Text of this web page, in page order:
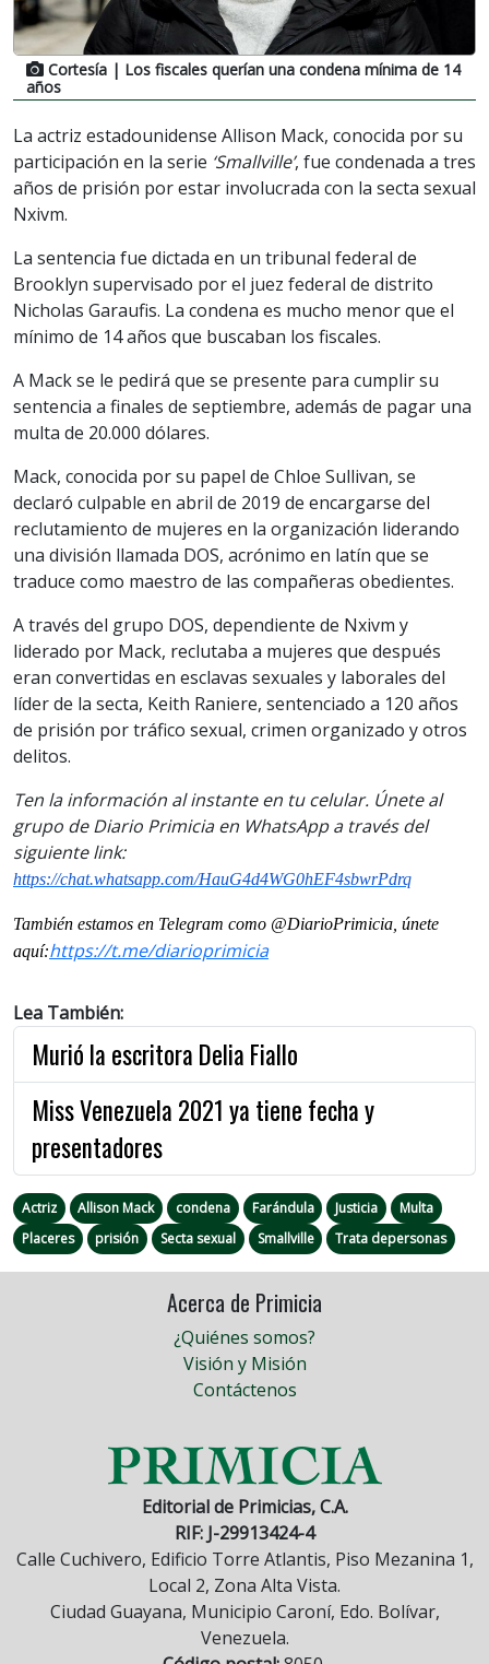
Cortesía | Los fiscales querían una condena mínima de 14
años
La actriz estadounidense Allison Mack, conocida por su
participación en la serie ‘Smallville’, fue condenada a tres
años de prisión por estar involucrada con la secta sexual
Nxivm.
La sentencia fue dictada en un tribunal federal de
Brooklyn supervisado por el juez federal de distrito
Nicholas Garaufis. La condena es mucho menor que el
mínimo de 14 años que buscaban los fiscales.
A Mack se le pedirá que se presente para cumplir su
sentencia a finales de septiembre, además de pagar una
multa de 20.000 dólares.
Mack, conocida por su papel de Chloe Sullivan, se
declaró culpable en abril de 2019 de encargarse del
reclutamiento de mujeres en la organización liderando
una división llamada DOS, acrónimo en latín que se
traduce como maestro de las compañeras obedientes.
A través del grupo DOS, dependiente de Nxivm y
liderado por Mack, reclutaba a mujeres que después
eran convertidas en esclavas sexuales y laborales del
líder de la secta, Keith Raniere, sentenciado a 120 años
de prisión por tráfico sexual, crimen organizado y otros
delitos.
Ten la información al instante en tu celular. Únete al
grupo de Diario Primicia en WhatsApp a través del
siguiente link:
https://chat.whatsapp.com/HauG4d4WG0hEF4sbwrPdrq
También estamos en Telegram como @DiarioPrimicia, únete
aquí:https://t.me/diarioprimicia
Lea También:
Murió la escritora Delia Fiallo
Miss Venezuela 2021 ya tiene fecha y
presentadores
Actriz Allison Mack condena Farándula Justicia
Multa
Placeres
prisión Secta sexual Smallville Trata depersonas
Acerca de Primicia
¿Quiénes somos?
Visión y Misión
Contáctenos
Editorial de Primicias, C.A.
RIF: J-29913424-4
Calle Cuchivero, Edificio Torre Atlantis, Piso Mezanina 1,
Local 2, Zona Alta Vista.
Ciudad Guayana, Municipio Caroní, Edo. Bolívar,
Venezuela.